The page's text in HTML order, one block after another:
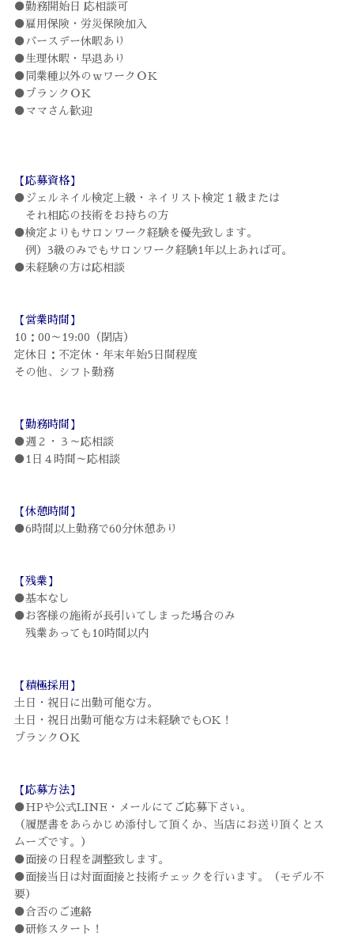
●勤務開始日 応相談可
●雇用保険・労災保険加入
●バースデー休暇あり
●生理休暇・早退あり
●同業種以外のｗワークＯＫ
●ブランクＯＫ
●ママさん歓迎
【応募資格】
●ジェルネイル検定上級・ネイリスト検定１級または
それ相応の技術をお持ちの方
●検定よりもサロンワーク経験を優先致します。
例）3級のみでもサロンワーク経験1年以上あれば可。
●未経験の方は応相談
【営業時間】
10：00～19:00（閉店）
定休日：不定休・年末年始5日間程度
その他、シフト勤務
【勤務時間】
●週２・３～応相談
●1日４時間～応相談
【休憩時間】
●6時間以上勤務で60分休憩あり
【残業】
●基本なし
●お客様の施術が長引いてしまった場合のみ
残業あっても10時間以内
【積極採用】
土日・祝日に出勤可能な方。
土日・祝日出勤可能な方は未経験でもOK！
ブランクＯＫ
【応募方法】
●HPや公式LINE・メールにてご応募下さい。
（履歴書をあらかじめ添付して頂くか、当店にお送り頂くとス
ムーズです。）
●面接の日程を調整致します。
●面接当日は対面面接と技術チェックを行います。（モデル不
要）
●合否のご連絡
●研修スタート！